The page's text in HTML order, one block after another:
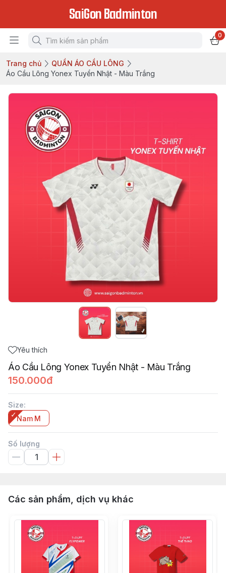
SaiGon Badminton
0
Trang chủ
QUẦN ÁO CẦU LÔNG
Áo Cầu Lông Yonex Tuyển Nhật - Màu Trắng
Yêu thích
Áo Cầu Lông Yonex Tuyển Nhật - Màu Trắng
150.000đ
Size:
Nam M
Số lượng
Các sản phẩm, dịch vụ khác